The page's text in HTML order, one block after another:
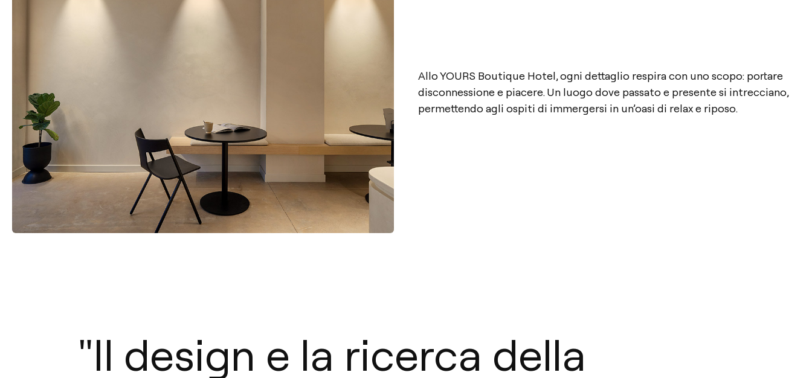
Allo YOURS Boutique Hotel, ogni dettaglio respira con uno scopo: portare
disconnessione e piacere. Un luogo dove passato e presente si intrecciano,
permettendo agli ospiti di immergersi in un’oasi di relax e riposo.
"Il design e la ricerca della